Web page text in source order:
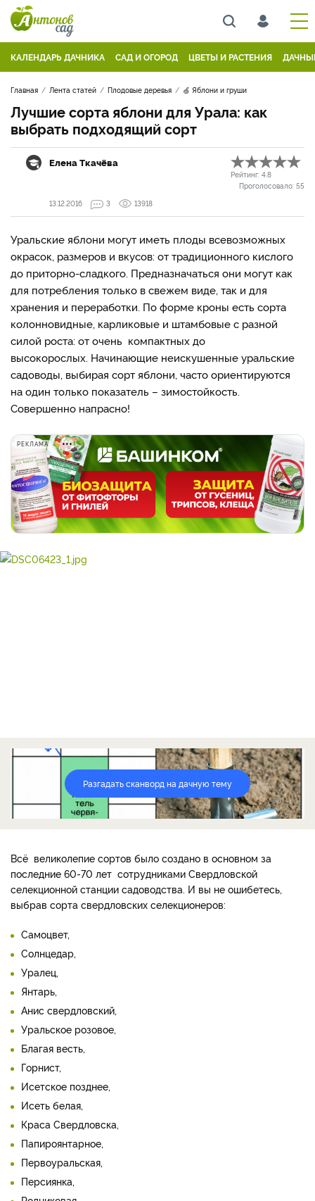
КАЛЕНДАРЬ ДАЧНИКА САД И ОГОРОД ЦВЕТЫ И РАСТЕНИЯ
Главная Лента статей Плодовые деревья 🍏 Яблони и груши
Лучшие сорта яблони для Урала: как
выбрать подходящий сорт
Елена Ткачёва
Рейтинг: 4.8
Проголосовало: 55
13.12.2016
3 13918
Уральские яблони могут иметь плоды всевозможных
окрасок, размеров и вкусов: от традиционного кислого
до приторно-сладкого. Предназначаться они могут как
для потребления только в свежем виде, так и для
хранения и переработки. По форме кроны есть сорта
колонновидные, карликовые и штамбовые с разной
силой роста: от очень компактных до
высокорослых. Начинающие неискушенные уральские
садоводы, выбирая сорт яблони, часто ориентируются
на один только показатель – зимостойкость.
Совершенно напрасно!
РЕКЛАМА
Разгадать сканворд на дачную тему
Всё великолепие сортов было создано в основном за
последние 60-70 лет сотрудниками Свердловской
селекционной станции садоводства. И вы не ошибетесь,
выбрав сорта свердловских селекционеров:
Самоцвет,
Солнцедар,
Уралец,
Янтарь,
Анис свердловский,
Уральское розовое,
Благая весть,
Горнист,
Исетское позднее,
Исеть белая,
Краса Свердловска,
Папироянтарное,
Первоуральская,
Персиянка,